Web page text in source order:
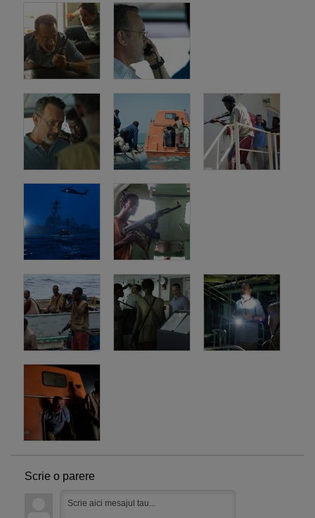
Scrie o parere